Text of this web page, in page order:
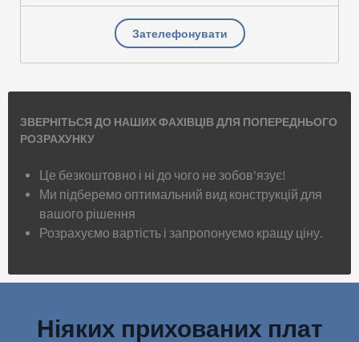
Зателефонувати
ЗВЕРНІТЬСЯ ДО НАШИХ ФАХІВЦІВ ДЛЯ ПОПЕРЕДНЬОГО
РОЗРАХУНКУ
Це безкоштовно і ні до чого не зобов'язує!
Ми підберемо оптимальний вид конструкцій для
вашого рішення
Розрахуємо вартість і запропонуємо кращу ціну.
Ніяких прихованих плат